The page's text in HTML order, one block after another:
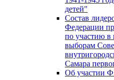
детей"
Состав
Федерации
по участию в
выборам
Самара
Об участии